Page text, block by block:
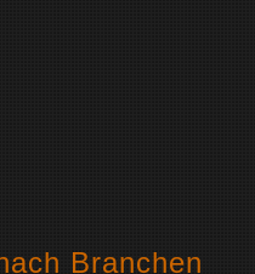
Branchen